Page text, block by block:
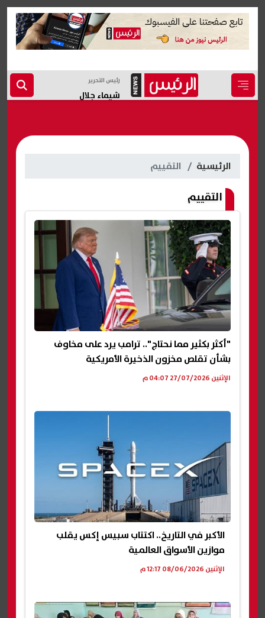
رئيس التحرير
شيماء جلال
الرئيسية التقييم
التقييم
"أكثر بكثير مما نحتاج".. ترامب يرد على مخاوف
بشأن تقلص مخزون الذخيرة الأمريكية
الإثنين 27/07/2026 04:07 م
الأكبر في التاريخ.. اكتتاب سبيس إكس يقلب
موازين الأسواق العالمية
الإثنين 08/06/2026 12:17 م